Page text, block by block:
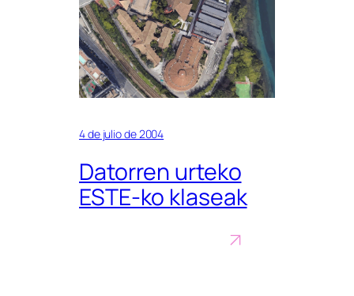
4 de julio de 2004
Datorren urteko
ESTE-ko klaseak